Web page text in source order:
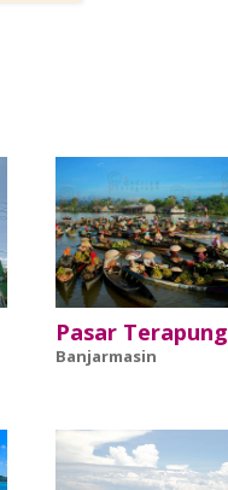
Pasar Terapung
Banjarmasin